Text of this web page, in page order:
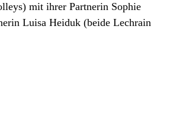
mit ihrer Partnerin Sophie
Luisa Heiduk (beide Lechrain